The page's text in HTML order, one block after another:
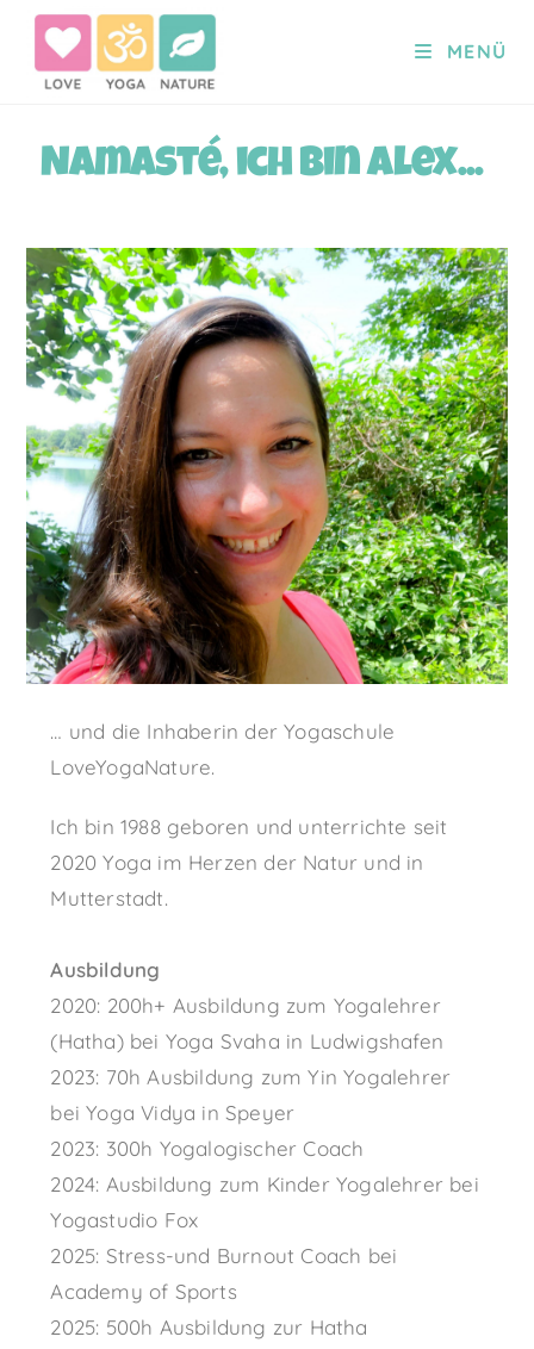
MENÜ
Namasté, ich bin Alex...
… und die Inhaberin der Yogaschule
LoveYogaNature.
Ich bin 1988 geboren und unterrichte seit
2020 Yoga im Herzen der Natur und in
Mutterstadt.
Ausbildung
2020: 200h+ Ausbildung zum Yogalehrer
(Hatha) bei Yoga Svaha in Ludwigshafen
2023: 70h Ausbildung zum Yin Yogalehrer
bei Yoga Vidya in Speyer
2023: 300h Yogalogischer Coach
2024: Ausbildung zum Kinder Yogalehrer bei
Yogastudio Fox
2025: Stress-und Burnout Coach bei
Academy of Sports
2025: 500h Ausbildung zur Hatha